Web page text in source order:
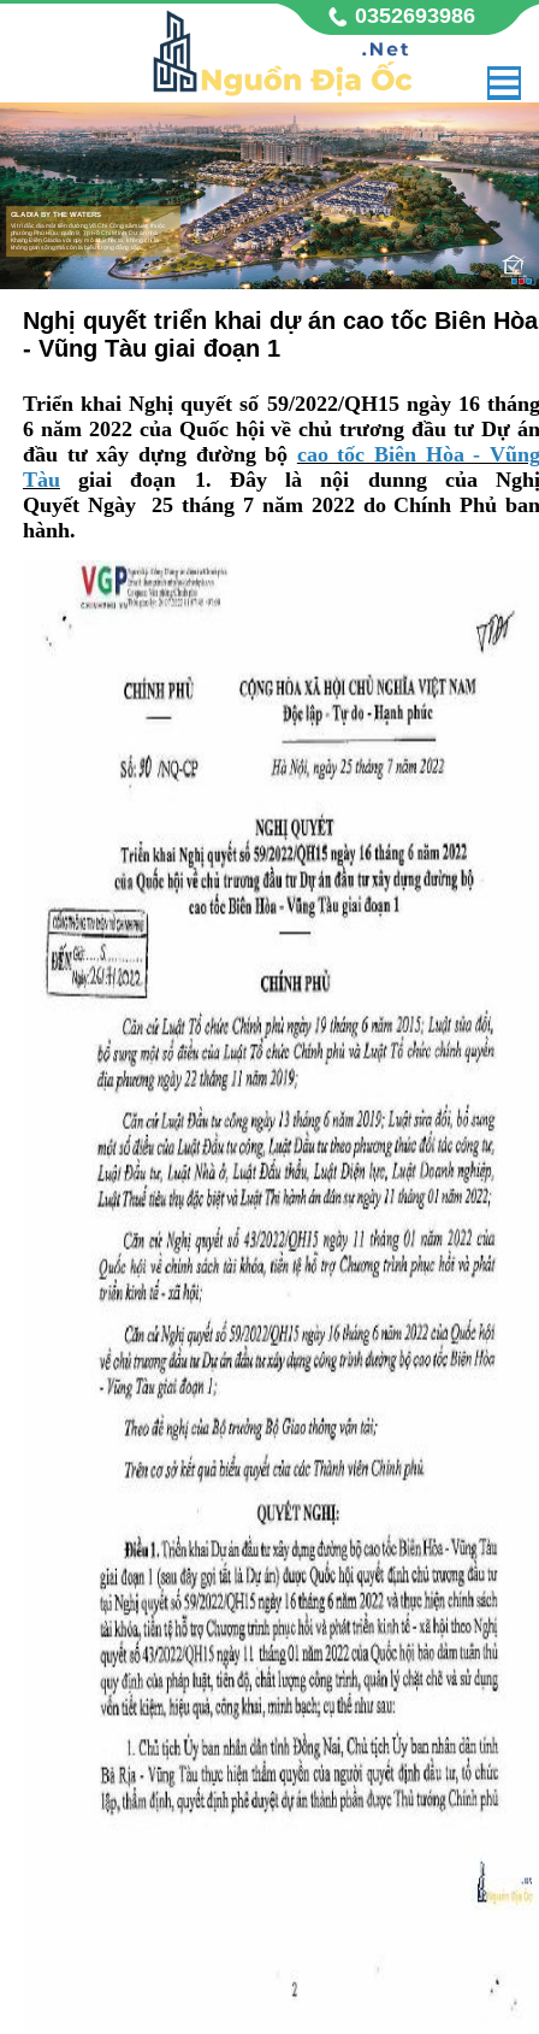
0352693986
GLADIA BY THE WATERS
Vị trí đắc địa mặt tiền đường Võ Chí Công sầm uất, thuộc
phường Phú Hữu, quận 9, Tp Hồ Chí Minh. Dự án nhà
Khang Điền Gladia với quy mô 11,8 hecta, không chỉ là
không gian sống mà còn là biểu tượng đẳng cấp,
Nghị quyết triển khai dự án cao tốc Biên Hòa
- Vũng Tàu giai đoạn 1
Triển khai Nghị quyết số 59/2022/QH15 ngày 16
6 năm 2022 của Quốc hội về chủ trương đầu tư Dự
đầu tư xây dựng đường bộ cao tốc Biên Hòa -
Tàugiai đoạn 1. Đây là nội dunng của
Quyết Ngày 25 tháng 7 năm 2022 do Chính Phủ
hành.